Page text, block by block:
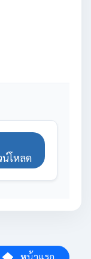
น์โหลด